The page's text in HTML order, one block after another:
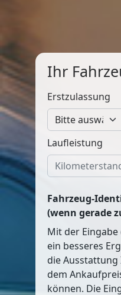
Ihr
Erstzulassung
Laufleistung
Fahrzeug-
(wenn gerade
Mit der Eingabe
ein besseres
die Ausstattung
dem
können. Die